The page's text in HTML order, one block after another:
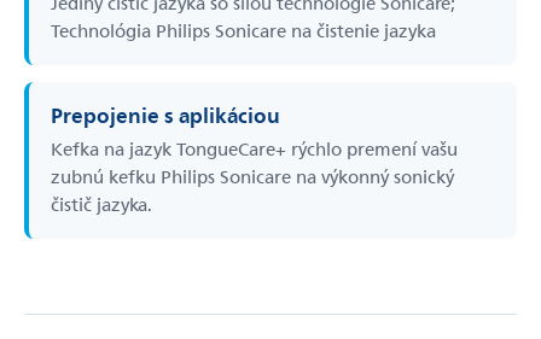
Technológia Philips Sonicare na čistenie jazyka
Prepojenie s aplikáciou
Kefka na jazyk TongueCare+ rýchlo premení vašu
zubnú kefku Philips Sonicare na výkonný sonický
čistič jazyka.